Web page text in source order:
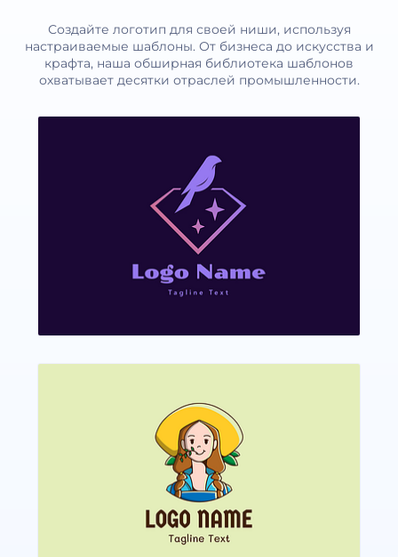
Создайте логотип для своей ниши, используя
настраиваемые шаблоны. От бизнеса до искусства и
крафта, наша обширная библиотека шаблонов
охватывает десятки отраслей промышленности.